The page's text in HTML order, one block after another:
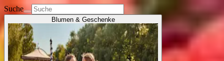
Suche
Blumen & Geschenke